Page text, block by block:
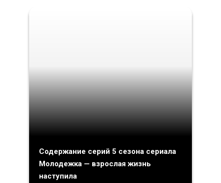
Содержание серий 5 сезона сериала
Молодежка — взрослая жизнь
наступила